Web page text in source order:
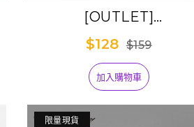
[OUTLET]
《Thunderbolt Fantasy
飾-阿爾貝盧法
$128 $159
加入購物車
限量現貨